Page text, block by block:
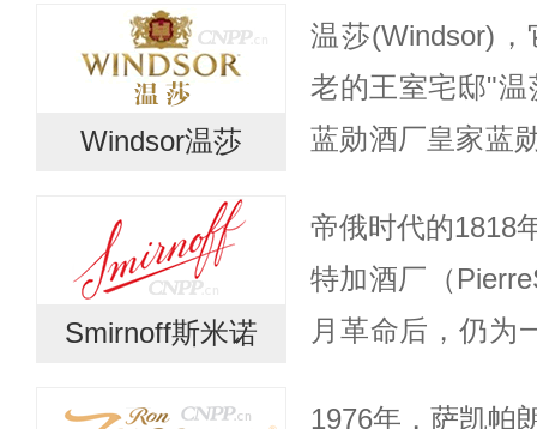
别为乔治三世、
Windsor温莎
温莎(Windsor)
老的王室宅邸"
蓝勋酒厂皇家蓝
的南岸，距离女
Smirnoff斯米诺
帝俄时代的1818
特加酒厂（
月革命后，仍为
1976年，萨凯帕